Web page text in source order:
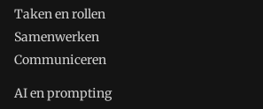
Taken en rollen
Samenwerken
Communiceren
AI en prompting